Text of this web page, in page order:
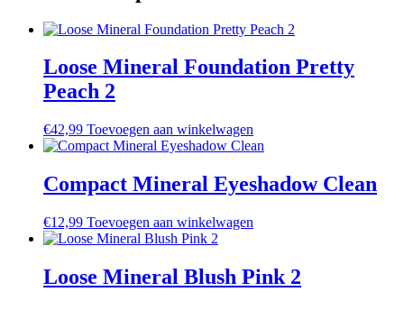
Loose Mineral Foundation Pretty
Peach 2
€42,99 Toevoegen aan winkelwagen
Compact Mineral Eyeshadow Clean
€12,99 Toevoegen aan winkelwagen
Loose Mineral Blush Pink 2